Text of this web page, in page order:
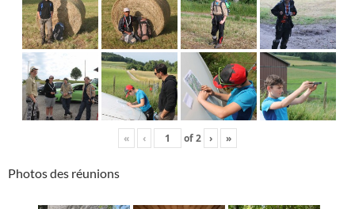
« ‹ of2 › »
Photos des réunions